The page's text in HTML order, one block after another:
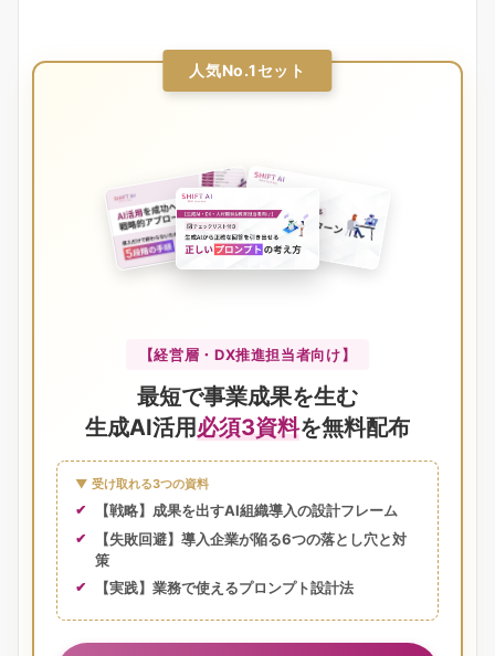
人気No.1セット
【経営層・DX推進担当者向け】
最短で事業成果を生む
生成AI活用必須3資料を無料配布
▼ 受け取れる3つの資料
【戦略】成果を出すAI組織導入の設計フレーム
【失敗回避】導入企業が陥る6つの落とし穴と対
策
【実践】業務で使えるプロンプト設計法